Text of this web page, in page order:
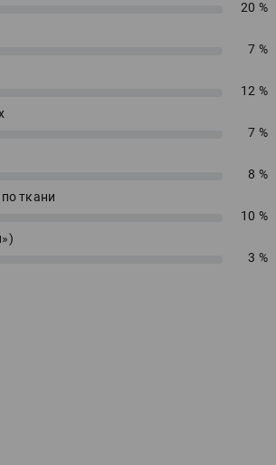
20 %
7 %
12 %
7 %
8 %
ткани
10 %
3 %